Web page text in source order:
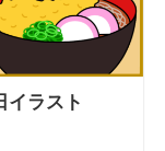
ラスト